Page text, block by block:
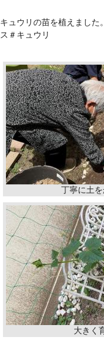
キュウリの苗を植えまし
ス＃キュウリ
丁寧に土
大きく